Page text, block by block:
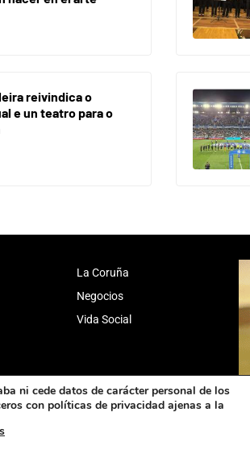
reivindica o
e un teatro para o
La Coruña
Negocios
Vida Social
ni cede datos de carácter personal de los
con políticas de privacidad ajenas a la